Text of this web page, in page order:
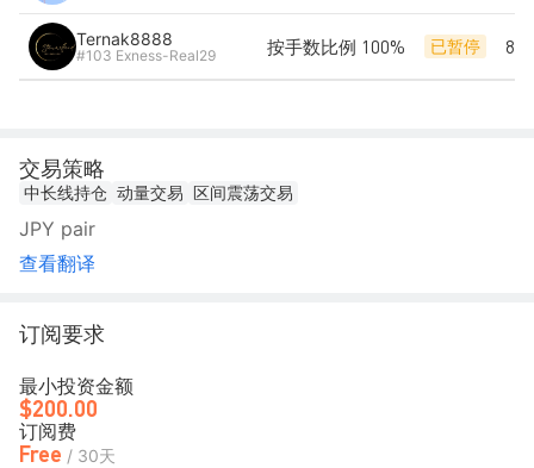
Ternak8888
#103 Exness-Real29 按手数比例 100% 已暂停 80
交易策略
中长线持仓 动量交易 区间震荡交易
JPY pair
查看翻译
订阅要求
最小投资金额
$200.00
订阅费
Free / 30天